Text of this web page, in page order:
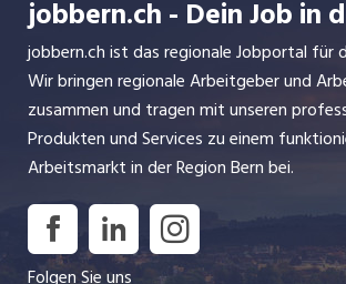
jobbern.ch - Dein Job in
jobbern.ch ist das regionale Jobportal für
Wir bringen regionale Arbeitgeber und
zusammen und tragen mit unseren
Produkten und Services zu einem
Arbeitsmarkt in der Region Bern bei.
Folgen Sie uns